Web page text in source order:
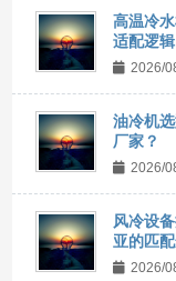
高温冷
适配逻辑
2026/
油冷机
厂家？
2026/
风冷设
亚的匹
2026/